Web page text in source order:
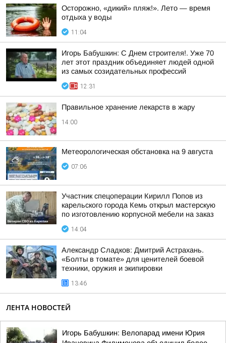
Осторожно, «дикий» пляж!». Лето — время
отдыха у воды
11:04
Игорь Бабушкин: С Днем строителя!. Уже 70
лет этот праздник объединяет людей одной
из самых созидательных профессий
12:31
Правильное хранение лекарств в жару
14:00
Метеорологическая обстановка на 9 августа
07:06
Участник спецоперации Кирилл Попов из
карельского города Кемь открыл мастерскую
по изготовлению корпусной мебели на заказ
14:04
Александр Сладков: Дмитрий Астрахань.
«Болты в томате» для ценителей боевой
техники, оружия и экипировки
13:46
ЛЕНТА НОВОСТЕЙ
Игорь Бабушкин: Велопарад имени Юрия